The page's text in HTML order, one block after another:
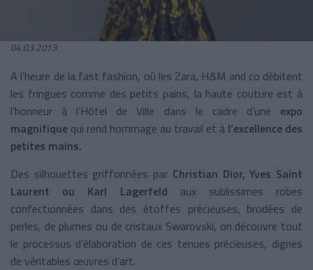
04.03.2013
A l’heure de la fast fashion, où les Zara, H&M and co débitent
les fringues comme des petits pains, la haute couture est à
l’honneur à l’Hôtel de Ville dans le cadre d’une expo
magnifique qui rend hommage au travail et à l’excellence des
petites mains.
Des silhouettes griffonnées par Christian Dior, Yves Saint
Laurent ou Karl Lagerfeld aux sublissimes robes
confectionnées dans des étoffes précieuses, brodées de
perles, de plumes ou de cristaux Swarovski, on découvre tout
le processus d’élaboration de ces tenues précieuses, dignes
de véritables œuvres d’art.